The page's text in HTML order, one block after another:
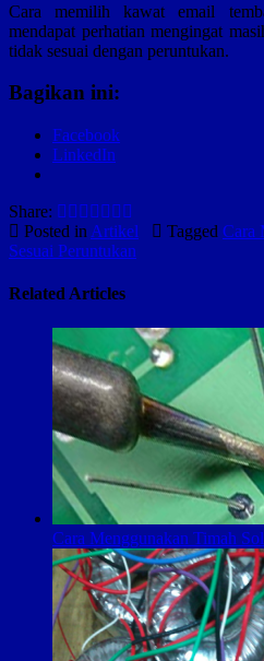
Cara memilih kawat email
mendapat perhatian mengingat
tidak sesuai dengan peruntukan.
Bagikan ini:
Facebook
LinkedIn
Share:
Posted in Artikel Tagged Cara
Sesuai Peruntukan
Related Articles
Cara Menggunakan Timah